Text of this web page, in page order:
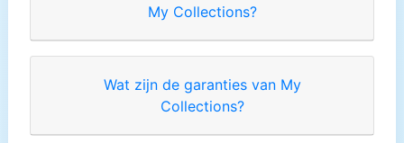
My Collections?
Wat zijn de garanties van My
Collections?